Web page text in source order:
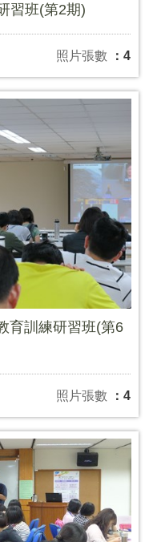
習班(第2期)
照片張數 ：4
育訓練研習班(第6
照片張數 ：4